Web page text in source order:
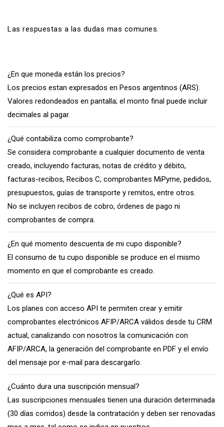
Las respuestas a las dudas mas comunes.
¿En que moneda están los precios?
Los precios estan expresados en Pesos argentinos (ARS).
Valores redondeados en pantalla; el monto final puede incluir
decimales al pagar.
¿Qué contabiliza como comprobante?
Se considera comprobante a cualquier documento de venta
creado, incluyendo facturas, notas de crédito y débito,
facturas-recibos, Recibos C, comprobantes MiPyme, pedidos,
presupuestos, guías de transporte y remitos, entre otros.
No se incluyen recibos de cobro, órdenes de pago ni
comprobantes de compra.
¿En qué momento descuenta de mi cupo disponible?
El consumo de tu cupo disponible se produce en el mismo
momento en que el comprobante es creado.
¿Qué es API?
Los planes con acceso API te permiten crear y emitir
comprobantes electrónicos AFIP/ARCA válidos desde tu CRM
actual, canalizando con nosotros la comunicación con
AFIP/ARCA, la generación del comprobante en PDF y el envío
del mensaje por e-mail para descargarlo.
¿Cuánto dura una suscripción mensual?
Las suscripciones mensuales tienen una duración determinada
(30 días corridos) desde la contratación y deben ser renovadas